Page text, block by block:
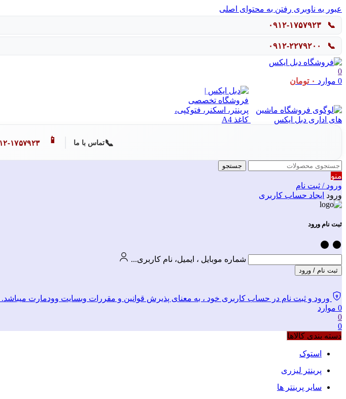
عبور به ناوبری رفتن به محتوای اصلی
📞
📞
0
0 موارد ۰ تومان
📞تماس با ما 📱 ۰۹۱۲-
جستجو
منو
ورود / ثبت نام
ورود ایجاد حساب کاربری
ثبت نام ورود
شماره موبایل ، ایمیل، نام کاربری...
ثبت نام / ورود
ورود و ثبت نام در حساب کاربری خود ، به معنای پذیرش قوانین و مقررات وبسایت وودمارت میباشد. wplus_term_condion
0 موارد
0
0
دسته بندی کالاها
استوک
پرینتر لیزری
سایر پرینتر ها